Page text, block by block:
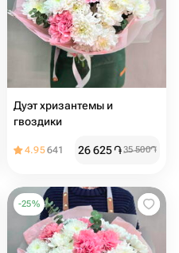
Дуэт хризантемы и
гвоздики
4.95641 26 625֏35 500֏
-25%